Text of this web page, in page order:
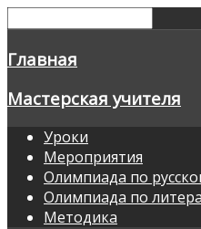
Главная
Мастерская учителя
Уроки
Мероприятия
Олимпиада по
Олимпиада по
Методика